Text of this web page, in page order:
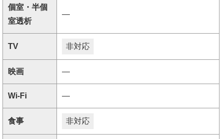
個室・半個
室透析
―
TV 非対応
映画 ―
Wi-Fi ―
食事 非対応